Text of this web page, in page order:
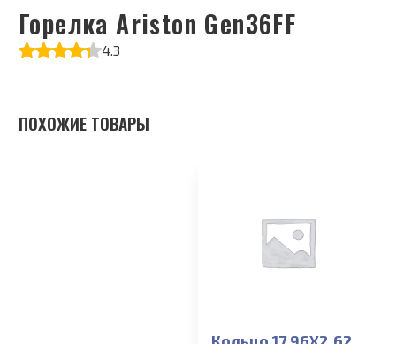
Горелка Ariston Gen36FF
4.3
ПОХОЖИЕ ТОВАРЫ